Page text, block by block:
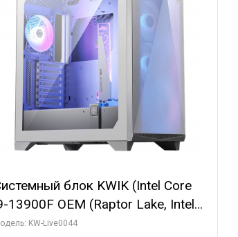
блок KWIK (Intel Core
13900F OEM (Raptor Lake, Intel
Efficient-co/ 32 ГБ ОЗУ (2
KW-Live0044